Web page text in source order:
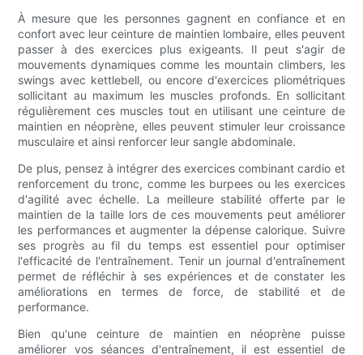
À mesure que les personnes gagnent en confiance et en
confort avec leur ceinture de maintien lombaire, elles peuvent
passer à des exercices plus exigeants. Il peut s'agir de
mouvements dynamiques comme les mountain climbers, les
swings avec kettlebell, ou encore d'exercices pliométriques
sollicitant au maximum les muscles profonds. En sollicitant
régulièrement ces muscles tout en utilisant une ceinture de
maintien en néoprène, elles peuvent stimuler leur croissance
musculaire et ainsi renforcer leur sangle abdominale.
De plus, pensez à intégrer des exercices combinant cardio et
renforcement du tronc, comme les burpees ou les exercices
d'agilité avec échelle. La meilleure stabilité offerte par le
maintien de la taille lors de ces mouvements peut améliorer
les performances et augmenter la dépense calorique. Suivre
ses progrès au fil du temps est essentiel pour optimiser
l'efficacité de l'entraînement. Tenir un journal d'entraînement
permet de réfléchir à ses expériences et de constater les
améliorations en termes de force, de stabilité et de
performance.
Bien qu'une ceinture de maintien en néoprène puisse
améliorer vos séances d'entraînement, il est essentiel de